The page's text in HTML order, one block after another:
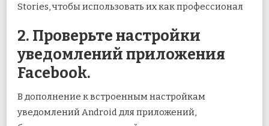
Stories, чтобы использовать их как профессионал
2. Проверьте настройки
уведомлений приложения
Facebook.
В дополнение к встроенным настройкам
уведомлений Android для приложений,